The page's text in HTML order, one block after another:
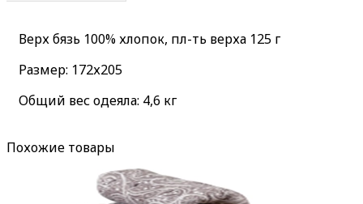
Верх бязь 100% хлопок, пл-ть верха 125 г
Размер: 172х205
Общий вес одеяла: 4,6 кг
Похожие товары